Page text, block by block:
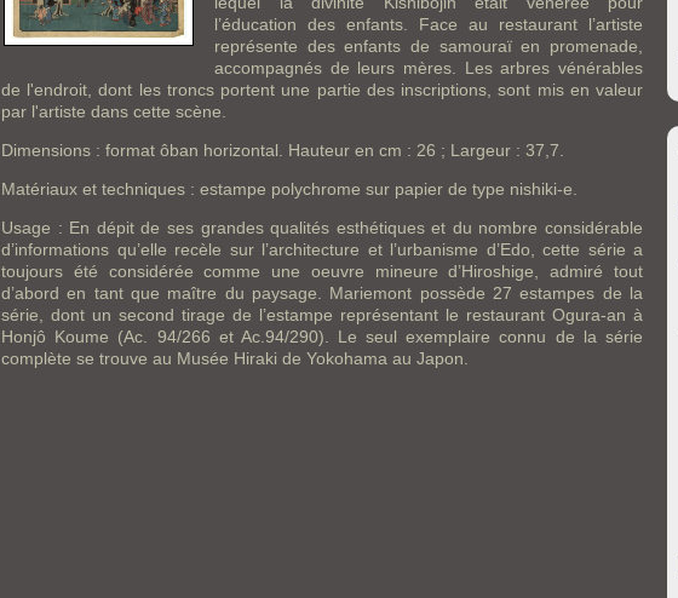
l’éducation des enfants. Face au restaurant l’artiste
représente des enfants de samouraï en promenade,
accompagnés de leurs mères. Les arbres vénérables
de l'endroit, dont les troncs portent une partie des inscriptions, sont mis en valeur
par l'artiste dans cette scène.
Dimensions : format ôban horizontal. Hauteur en cm : 26 ; Largeur : 37,7.
Matériaux et techniques : estampe polychrome sur papier de type nishiki-e.
Usage : En dépit de ses grandes qualités esthétiques et du nombre considérable
d’informations qu’elle recèle sur l’architecture et l’urbanisme d’Edo, cette série a
toujours été considérée comme une oeuvre mineure d’Hiroshige, admiré tout
d’abord en tant que maître du paysage. Mariemont possède 27 estampes de la
série, dont un second tirage de l’estampe représentant le restaurant Ogura-an à
Honjô Koume (Ac. 94/266 et Ac.94/290). Le seul exemplaire connu de la série
complète se trouve au Musée Hiraki de Yokohama au Japon.